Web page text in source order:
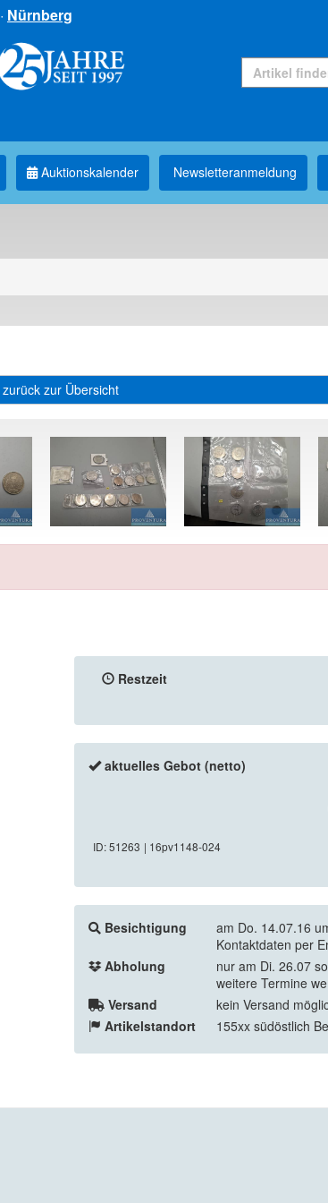
· Nürnberg
Auktionskalender Newsletter­anmeldung
zurück zur Übersicht
Restzeit
aktuelles Gebot (netto)
ID: 51263 | 16pv1148-024
Besichtigung
am Do. 14.07.16
Kontaktdaten per
Abholung
nur am Di. 26.07
weitere Termine
Versand
kein Versand
Artikelstandort
155xx südöstlich